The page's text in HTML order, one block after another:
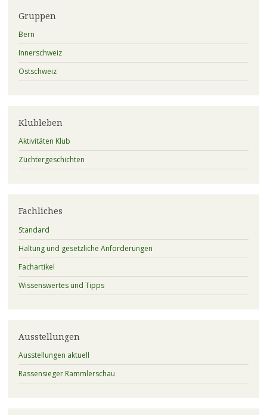
Gruppen
Bern
Innerschweiz
Ostschweiz
Klubleben
Aktivitäten Klub
Züchtergeschichten
Fachliches
Standard
Haltung und gesetzliche Anforderungen
Fachartikel
Wissenswertes und Tipps
Ausstellungen
Ausstellungen aktuell
Rassensieger Rammlerschau